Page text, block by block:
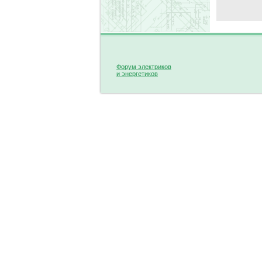
Форум электриков
и энергетиков